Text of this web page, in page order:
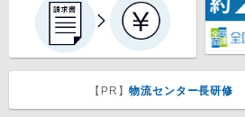
【PR】物流センター長研修